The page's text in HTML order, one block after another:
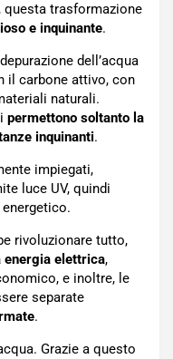
questa trasformazione
e inquinante.
dell’acqua
il carbone attivo, con
naturali.
permettono soltanto la
inquinanti.
impiegati,
luce UV, quindi
rivoluzionare tutto,
energia elettrica,
e inoltre, le
separate
.
Grazie a questo